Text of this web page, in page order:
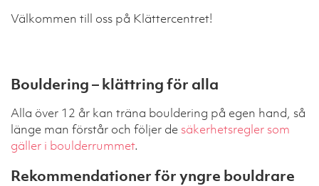
Välkommen till oss på Klättercentret!
Bouldering – klättring för alla
Alla över 12 år kan träna bouldering på egen hand, så
länge man förstår och följer de säkerhetsregler som
gäller i boulderrummet.
Rekommendationer för yngre bouldrare